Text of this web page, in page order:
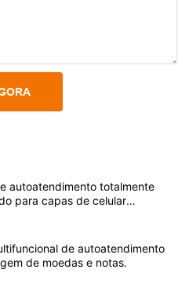
autoatendimento totalmente
para capas de celular
de autoatendimento
de moedas e notas.